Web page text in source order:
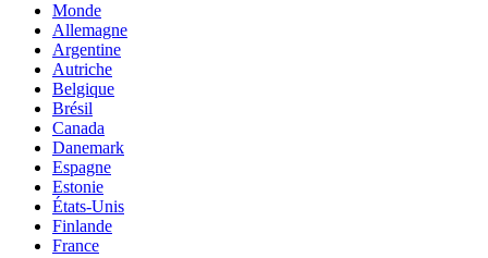
Monde
Allemagne
Argentine
Autriche
Belgique
Brésil
Canada
Danemark
Espagne
Estonie
États-Unis
Finlande
France